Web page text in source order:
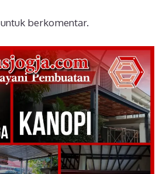
untuk berkomentar.